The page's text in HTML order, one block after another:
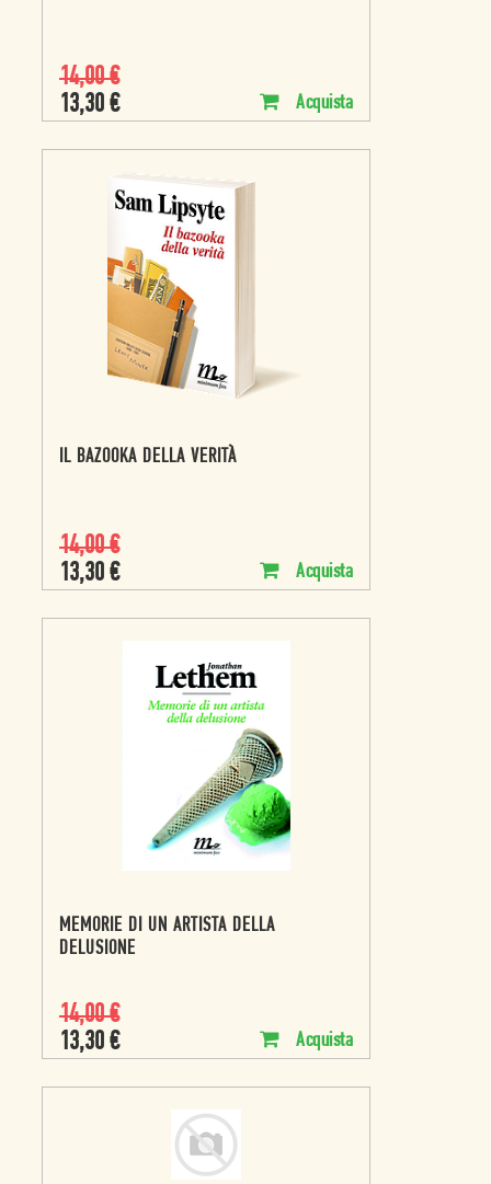
14,00€
13,30 € Acquista
IL BAZOOKA DELLA VERITÀ
14,00€
13,30 € Acquista
MEMORIE DI UN ARTISTA DELLA
DELUSIONE
14,00€
13,30 € Acquista